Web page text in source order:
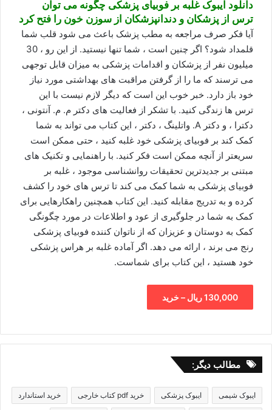
دانلود ایبوک غلبه بر فوبیای پزشکی چگونه می توان
ترس از پزشکان و دندانپزشکان از سوزن خون را فتح کرد
آیا فکر صرف مراجعه به مطب پزشک باعث می شود قلب شما
قلمداد شود؟ اگر چنین است ، شما تنها نیستید. از این رو ، 30
میلیون نفر از پزشکان و اقدامات پزشکی به میزان قابل توجهی
می ترسند که ما را از گرفتن مراقبت های بهداشتی مورد نیاز
خود باز دارد. خبر خوب این است که دیگر لازم نیست با این
ترس ها زندگی کنید. با تشکر از فعالیت های دکتر م. م. آنتونی ،
دکترا ، و دکتر A. واتلینگ ، دکتر ، این کتاب می تواند به شما
کمک کند بر فوبیای پزشکی خود غلبه کنید ، حتی ممکن است
سریعتر از آنچه ممکن است فکر کنید. با راهنمایی و تکنیک های
مبتنی بر جدیدترین تحقیقات روانشناسی موجود ، غلبه بر
فوبیای پزشکی به شما کمک می کند تا ترس های خود را کشف
کرده و به تدریج مقابله کنید. این کتاب همچنین راهکارهایی برای
کمک به شما در جلوگیری از عود و اطلاعات در مورد چگونگی
کمک به دوستان و عزیزان که از ناتوان کننده فوبیای پزشکی
رنج می برند ، ارائه می دهد. اگر آماده غلبه بر هراس پزشکی
خود هستید ، این کتاب برای شماست.
130,000 ریال – خرید
مطالب دیگر:
ایبوک شیمی ایبوک پزشکی خرید pdf کتاب خارجی خرید استاندارد